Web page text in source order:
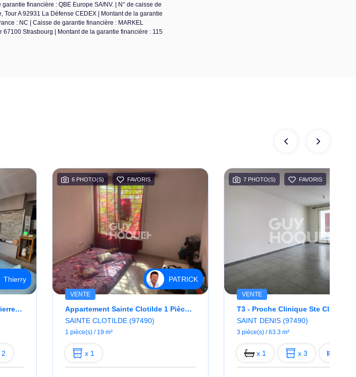
financière : QBE Europe SA/NV. | N° de caisse de
A 92931 La Défense CEDEX | Montant de la garantie
: NC | Caisse de garantie financière : MARKEL
Strasbourg | Montant de la garantie financière : 115
Thierry
Appartement 3 Pièces - Saint-Pierre Centre Ville
2
6 PHOTO(S) FAVORIS
PATRICK
VENTE
Appartement Sainte Clotilde 1 Pièce(s) 19 M2
SAINTE CLOTILDE (97490)
1 pièce(s) / 19 m²
x 1
7 PHOTO(S) FAVORIS
VENTE
T3 - Proche Clinique Ste Clotilde
SAINT DENIS (97490)
3 pièce(s) / 63.3 m²
x 1 x 3